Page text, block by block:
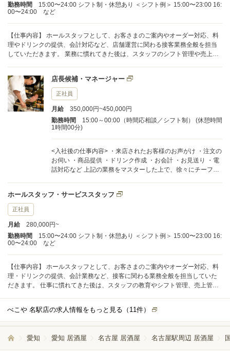
勤務時間
15:00〜24:00 シフト制・休憩あり ＜シフト例＞ 15:00〜23:00 16:
00〜24:00 など
【仕事内容】 ホールスタッフとして、お客さまのご案内やオーダー対応、料
理やドリンクの提供、会計対応など、店舗運営に関わる接客業務全般を担当
していただきます。 業務に慣れてきた後は、スタッフのシフト管理や売上管
店長候補・マネージャー
正社員
月給
350,000円~450,000円
勤務時間
15:00～00:00（時間応相談／シフト制） (休憩時間
1時間00分)
<入社後の仕事内容> ・来店されたお客様のお声がけ ・注文の
お伺い ・商品提供 ・ドリンク作成 ・お会計 ・お見送り ・電
話対応など 上記の業務をマスターした上で、徐々にチーフ・
ト育成 ・シフト作成 ・食材や備品などの仕入れ管理 ・店舗運
ホールスタッフ・サービススタッフ
正社員
月給
280,000円~
勤務時間
15:00〜24:00 シフト制・休憩あり ＜シフト例＞ 15:00〜23:00 16:
00〜24:00 など
【仕事内容】 ホールスタッフとして、お客さまのご案内やオーダー対応、料
理・ドリンクの提供、会計業務など、接客に関わる業務全般を担当していた
だきます。 仕事に慣れてきた後は、スタッフの教育やシフト管理、売上管理
います。
べこや 名駅店の求人情報をもっと見る（ 11件）
愛知 愛知 居酒屋 名古屋 居酒屋 名古屋駅周辺 居酒屋